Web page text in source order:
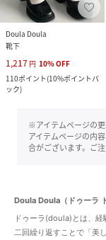
Doula Doula
靴下
1,217 円 10%OFF
110ポイント(10%ポイントバ
ック)
※アイテムページの
アイテムページの内
合がございます。ご注
Doula Doula（ドゥーラ
ドゥーラ(doula)とは、経
二回繰り返すことで「美